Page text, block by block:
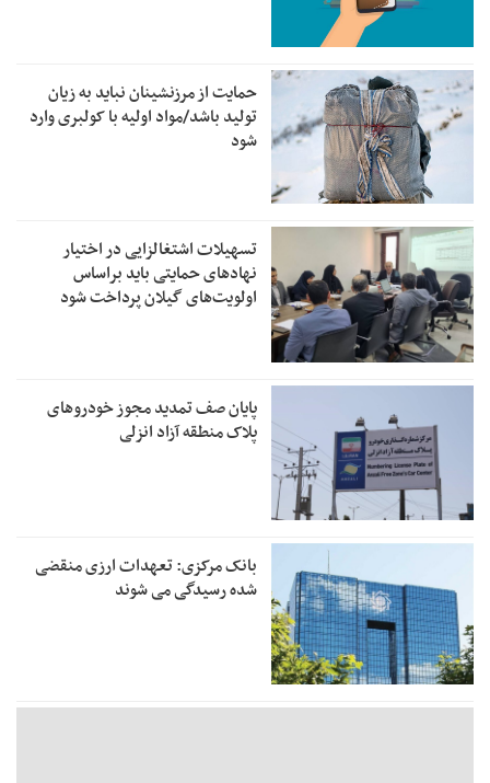
حمایت از مرزنشینان نباید به زیان
تولید باشد/مواد اولیه با کولبری وارد
شود
تسهیلات اشتغالزایی در اختیار
نهادهای حمایتی باید براساس
اولویت‌های گیلان پرداخت شود
پایان صف تمدید مجوز خودروهای
پلاک منطقه آزاد انزلی
بانک مرکزی: تعهدات ارزی منقضی
شده رسیدگی می شوند